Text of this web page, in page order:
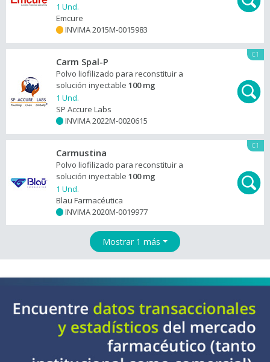
1 Und.
Emcure
INVIMA 2015M-0015983
C1
Carm Spal-P
Polvo liofilizado para reconstituir a
solución inyectable 100 mg
1 Und.
SP Accure Labs
INVIMA 2022M-0020615
C1
Carmustina
Polvo liofilizado para reconstituir a
solución inyectable 100 mg
1 Und.
Blau Farmacéutica
INVIMA 2020M-0019977
Mostrar 1 más